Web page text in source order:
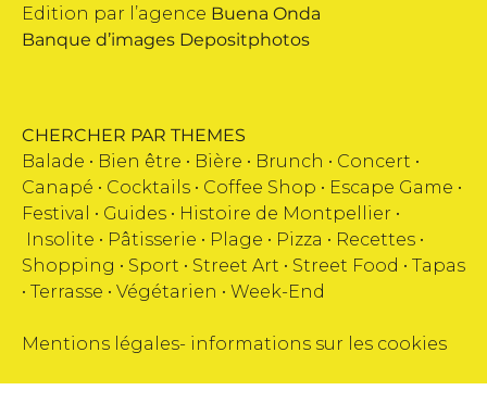
Edition par l’agence Buena Onda
Banque d’images Depositphotos
CHERCHER PAR THEMES
Balade • Bien être • Bière • Brunch • Concert •
Canapé • Cocktails • Coffee Shop • Escape Game •
Festival
• Guides • Histoire de Montpellier •
Insolite • Pâtisserie • Plage • Pizza • Recettes •
Shopping • Sport • Street Art • Street Food • Tapas
• Terrasse • Végétarien • Week-End
Mentions légales- informations sur les cookies